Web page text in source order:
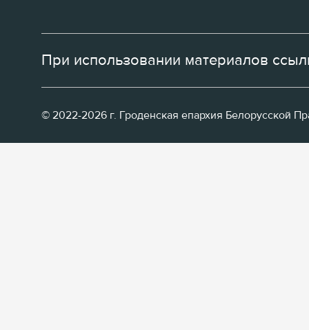
При использовании материалов
© 2022-2026 г. Гроденская епархия Белорусской